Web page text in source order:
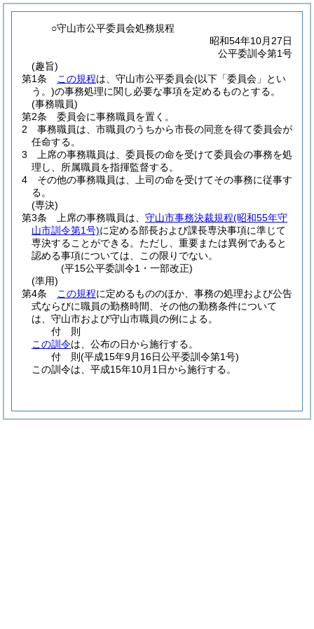
○守山市公平委員会処務規程
昭和54年10月27日
公平委訓令第1号
(趣旨)
第1条
この規程は、守山市公平委員会(以下「委員会」とい
う。)の事務処理に関し必要な事項を定めるものとする。
(事務職員)
第2条
委員会に事務職員を置く。
2
事務職員は、市職員のうちから市長の同意を得て委員会が
任命する。
3
上席の事務職員は、委員長の命を受けて委員会の事務を処
理し、所属職員を指揮監督する。
4
その他の事務職員は、上司の命を受けてその事務に従事す
る。
(専決)
第3条
上席の事務職員は、 守山市事務決裁規程(昭和55年守
山市訓令第1号)に定める部長および課長専決事項に準じて
専決することができる。 ただし、重要または異例であると
認める事項については、この限りでない。
(平15公平委訓令1・一部改正)
(準用)
第4条
この規程に定めるもののほか、事務の処理および公告
式ならびに職員の勤務時間、その他の勤務条件について
は、守山市および守山市職員の例による。
付 則
この訓令は、公布の日から施行する。
付 則(平成15年9月16日公平委訓令第1号)
この訓令は、平成15年10月1日から施行する。